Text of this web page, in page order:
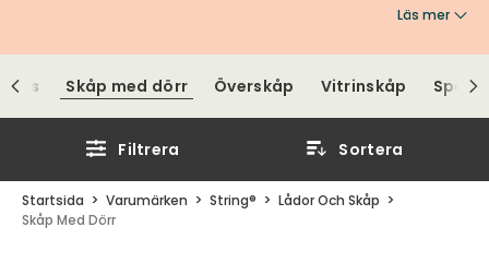
bra att använda i såväl vardagsrum som sovrum eller
hall.
Läs mer
Skåp med dörr Överskåp Vitrinskåp
Filtrera Sortera
Startsida Varumärken String®
Lådor Och Skåp
Skåp Med Dörr